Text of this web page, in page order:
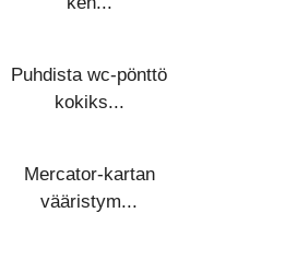
Puhdista wc-pönttö
kokiks...
Mercator-kartan
vääristym...